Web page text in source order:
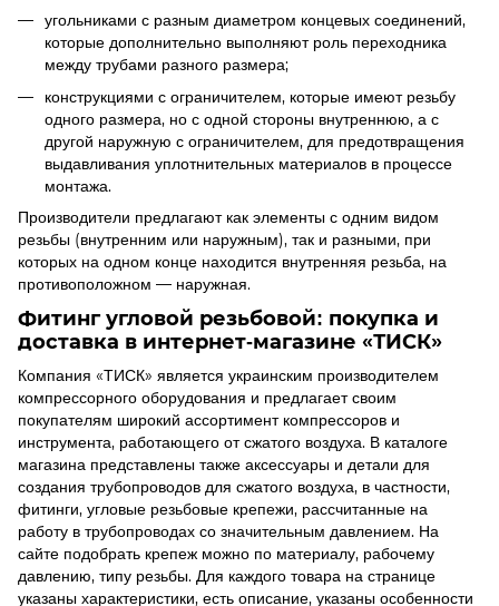
угольниками с разным диаметром концевых соединений,
которые дополнительно выполняют роль переходника
между трубами разного размера;
конструкциями с ограничителем, которые имеют резьбу
одного размера, но с одной стороны внутреннюю, а с
другой наружную с ограничителем, для предотвращения
выдавливания уплотнительных материалов в процессе
монтажа.
Производители предлагают как элементы с одним видом
резьбы (внутренним или наружным), так и разными, при
которых на одном конце находится внутренняя резьба, на
противоположном — наружная.
Фитинг угловой резьбовой: покупка и
доставка в интернет-магазине «ТИСК»
Компания «ТИСК» является украинским производителем
компрессорного оборудования и предлагает своим
покупателям широкий ассортимент компрессоров и
инструмента, работающего от сжатого воздуха. В каталоге
магазина представлены также аксессуары и детали для
создания трубопроводов для сжатого воздуха, в частности,
фитинги, угловые резьбовые крепежи, рассчитанные на
работу в трубопроводах со значительным давлением. На
сайте подобрать крепеж можно по материалу, рабочему
давлению, типу резьбы. Для каждого товара на странице
указаны характеристики, есть описание, указаны особенности